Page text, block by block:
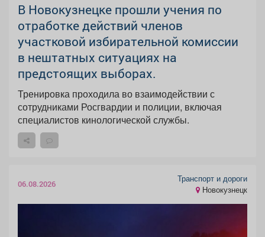
В Новокузнецке прошли учения по
отработке действий членов
участковой избирательной комиссии
в нештатных ситуациях на
предстоящих выборах.
Тренировка проходила во взаимодействии с
сотрудниками Росгвардии и полиции, включая
специалистов кинологической службы.
06.08.2026
Транспорт и дороги
Новокузнецк